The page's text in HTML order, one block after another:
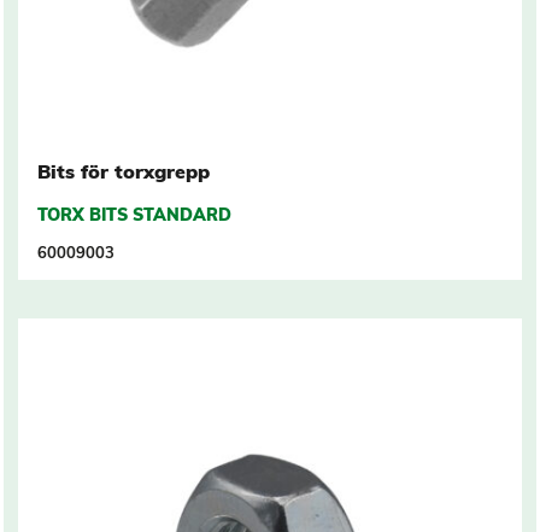
Bits för torxgrepp
TORX BITS STANDARD
60009003